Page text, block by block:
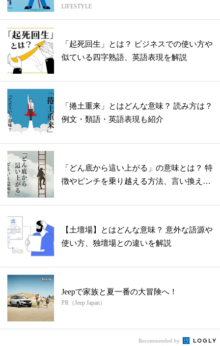
LIFESTYLE
「起死回生」とは？ ビジネスでの使い方や
似ている四字熟語、英語表現を解説
「捲土重来」とはどんな意味？ 読み方は？
例⽂・類語・英語表現も紹介
「どん底から這い上がる」の意味とは？ 特
徴やピンチを乗り越える方法、言い換え表
【土壇場】とはどんな意味？ 意外な語源や
使い方、独壇場との違いを解説
Jeepで家族と夏一番の大冒険へ！
PR（Jeep Japan）
Recommended by